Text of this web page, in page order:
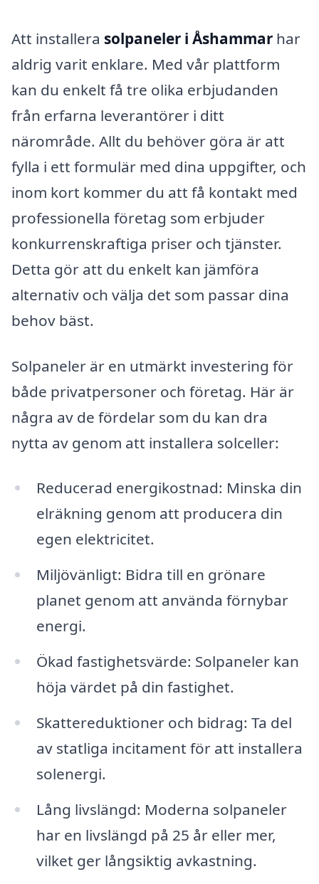
Att installera solpaneler i Åshammar har
aldrig varit enklare. Med vår plattform
kan du enkelt få tre olika erbjudanden
från erfarna leverantörer i ditt
närområde. Allt du behöver göra är att
fylla i ett formulär med dina uppgifter, och
inom kort kommer du att få kontakt med
professionella företag som erbjuder
konkurrenskraftiga priser och tjänster.
Detta gör att du enkelt kan jämföra
alternativ och välja det som passar dina
behov bäst.
Solpaneler är en utmärkt investering för
både privatpersoner och företag. Här är
några av de fördelar som du kan dra
nytta av genom att installera solceller:
Reducerad energikostnad: Minska din
elräkning genom att producera din
egen elektricitet.
Miljövänligt: Bidra till en grönare
planet genom att använda förnybar
energi.
Ökad fastighetsvärde: Solpaneler kan
höja värdet på din fastighet.
Skattereduktioner och bidrag: Ta del
av statliga incitament för att installera
solenergi.
Lång livslängd: Moderna solpaneler
har en livslängd på 25 år eller mer,
vilket ger långsiktig avkastning.